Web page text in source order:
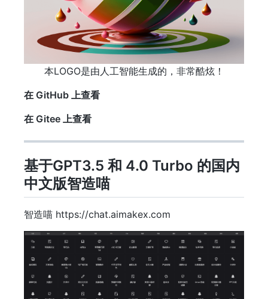
本LOGO是由人工智能生成的，非常酷炫！
在 GitHub 上查看
在 Gitee 上查看
基于GPT3.5 和 4.0 Turbo 的国内
中文版智造喵
智造喵 https://chat.aimakex.com